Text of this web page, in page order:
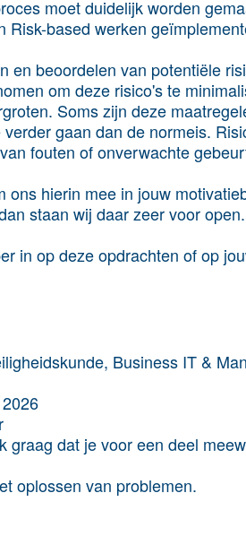
moet duidelijk worden
based werken
en beoordelen van potentiële
om deze risico's te
Soms zijn deze
gaan dan de normeis.
fouten of onverwachte
ons hierin mee in jouw
staan wij daar zeer voor
in op deze opdrachten of op
Business IT &
graag dat je voor een deel
oplossen van problemen.